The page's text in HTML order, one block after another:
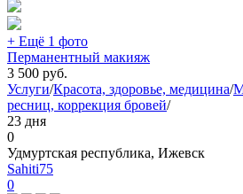
+ Ещё 1 фото
Перманентный макияж
3 500 руб.
Услуги/Красота, здоровье, медицина/
ресниц, коррекция бровей/
23 дня
0
Удмуртская республика, Ижевск
Sahiti75
0